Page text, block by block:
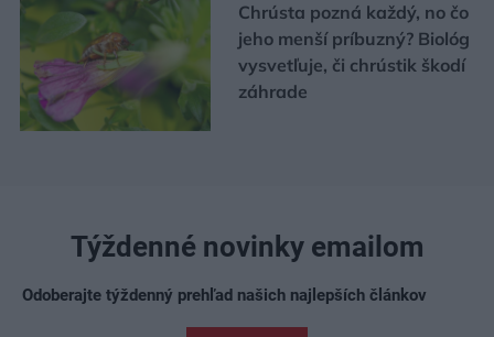
Chrústa pozná každý, no čo
jeho menší príbuzný? Biológ
vysvetľuje, či chrústik škodí
záhrade
Týždenné novinky emailom
Odoberajte týždenný prehľad našich najlepších článkov